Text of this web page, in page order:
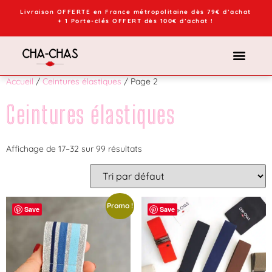
Livraison OFFERTE en France métropolitaine dès 79€ d’achat
+ 1 Porte-clés OFFERT dès 100€ d’achat !
Accueil / Ceintures élastiques / Page 2
Ceintures élastiques
Affichage de 17–32 sur 99 résultats
Save Promo ! Save